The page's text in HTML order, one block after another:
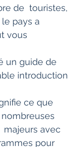
de  touristes,
pays a
vous
introduction
ce que
majeurs avec
pour